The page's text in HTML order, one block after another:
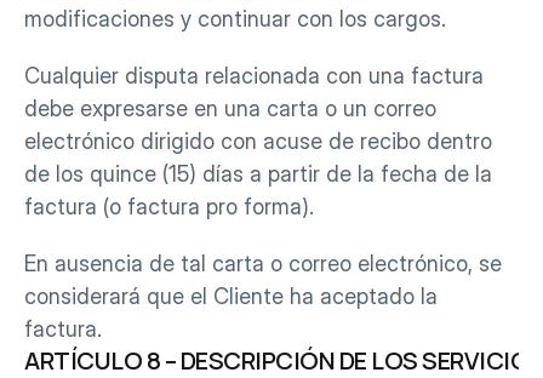
modificaciones y continuar con los cargos.
Cualquier disputa relacionada con una factura
debe expresarse en una carta o un correo
electrónico dirigido con acuse de recibo dentro
de los quince (15) días a partir de la fecha de la
factura (o factura pro forma).
En ausencia de tal carta o correo electrónico, se
considerará que el Cliente ha aceptado la
factura.
ARTÍCULO 8 – DESCRIPCIÓN DE LOS